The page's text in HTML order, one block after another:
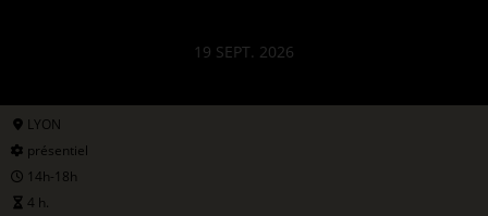
19 SEPT. 2026
LYON
présentiel
14h-18h
4 h.